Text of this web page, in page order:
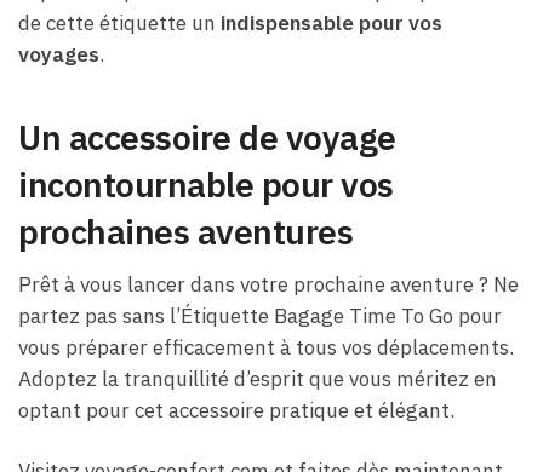
de cette étiquette un indispensable pour vos
voyages.
Un accessoire de voyage
incontournable pour vos
prochaines aventures
Prêt à vous lancer dans votre prochaine aventure ? Ne
partez pas sans l’Étiquette Bagage Time To Go pour
vous préparer efficacement à tous vos déplacements.
Adoptez la tranquillité d’esprit que vous méritez en
optant pour cet accessoire pratique et élégant.